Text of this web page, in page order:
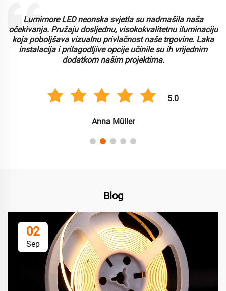
Lumimore LED neonska svjetla su nadmašila naša
očekivanja. Pružaju dosljednu, visokokvalitetnu iluminaciju
koja poboljšava vizualnu privlačnost naše trgovine. Laka
instalacija i prilagodljive opcije učinile su ih vrijednim
dodatkom našim projektima.
5.0
Anna Müller
Blog
02
Sep